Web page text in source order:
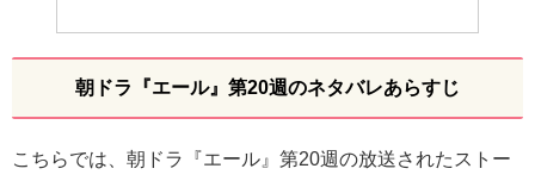
朝ドラ『エール』第20週のネタバレあらすじ
こちらでは、朝ドラ『エール』第20週の放送されたストー